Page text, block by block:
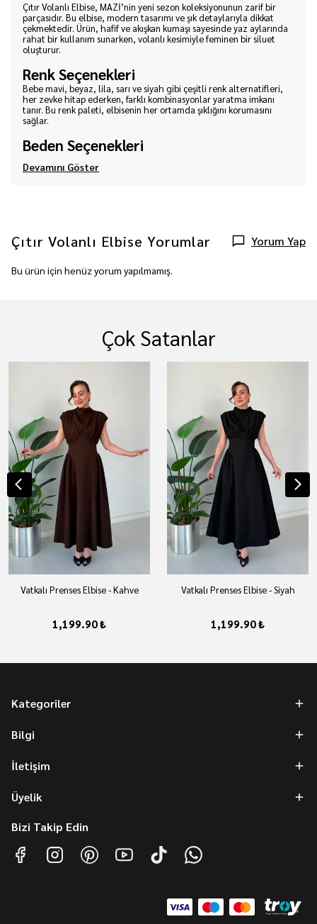
Çıtır Volanlı Elbise, MAZİ’nin yeni sezon koleksiyonunun zarif bir
parçasıdır. Bu elbise, modern tasarımı ve şık detaylarıyla dikkat
çekmektedir. Ürün, hafif ve akışkan kumaşı sayesinde yaz aylarında
rahat bir kullanım sunarken, volanlı kesimiyle feminen bir siluet
oluşturur.
Renk Seçenekleri
Bebe mavi, beyaz, lila, sarı ve siyah gibi çeşitli renk alternatifleri,
her zevke hitap ederken, farklı kombinasyonlar yaratma imkanı
tanır. Bu renk paleti, elbisenin her ortamda şıklığını korumasını
sağlar.
Beden Seçenekleri
Devamını Göster
Çıtır Volanlı Elbise Yorumlar Yorum Yap
Bu ürün için henüz yorum yapılmamış.
Çok Satanlar
Vatkalı Prenses Elbise - Kahve
1,199.90 ₺
Vatkalı Prenses Elbise - Siyah
1,199.90 ₺
Kategoriler
Bilgi
İletişim
Üyelik
Bizi Takip Edin